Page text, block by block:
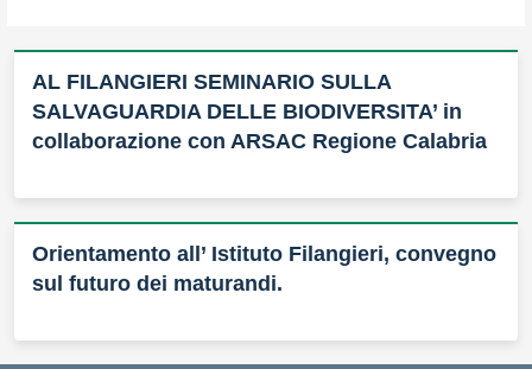
AL FILANGIERI SEMINARIO SULLA
SALVAGUARDIA DELLE BIODIVERSITA’ in
collaborazione con ARSAC Regione Calabria
Orientamento all’ Istituto Filangieri, convegno
sul futuro dei maturandi.